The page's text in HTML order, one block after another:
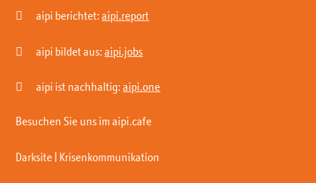
 aipi berichtet:aipi.report
 aipi bildet aus:aipi.jobs
 aipi ist nachhaltig:aipi.one
Besuchen Sie uns im aipi.cafe
Darksite | Krisenkommunikation